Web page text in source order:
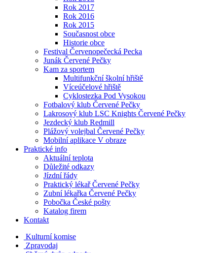
Rok 2017
Rok 2016
Rok 2015
Současnost obce
Historie obce
Festival Červenopečecká Pecka
Junák Červené Pečky
Kam za sportem
Multifunkční školní hřiště
Víceúčelové hřiště
Cyklostezka Pod Vysokou
Fotbalový klub Červené Pečky
Lakrosový klub LSC Knights Červené Pečky
Jezdecký klub Redmill
Plážový volejbal Červené Pečky
Mobilní aplikace V obraze
Praktické info
Aktuální teplota
Důležité odkazy
Jízdní řády
Praktický lékař Červené Pečky
Zubní lékařka Červené Pečky
Pobočka České pošty
Katalog firem
Kontakt
Kulturní komise
Zpravodaj